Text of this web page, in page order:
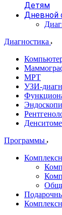
Детям
Дневной
Диагностика
МРТ
УЗИ-
Программы